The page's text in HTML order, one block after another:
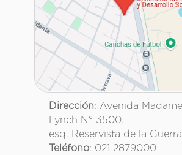
Dirección: Avenida Madame
Lynch N° 3500.
esq. Reservista de la
Teléfono: 021 2879000